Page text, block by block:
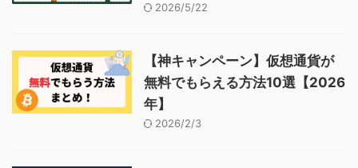
2026/5/22
【神キャンペーン】仮想通貨が
無料でもらえる方法10選【2026
年】
2026/2/3